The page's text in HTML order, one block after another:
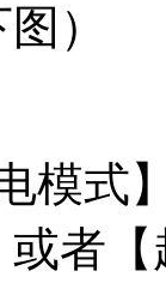
）
模式
或者